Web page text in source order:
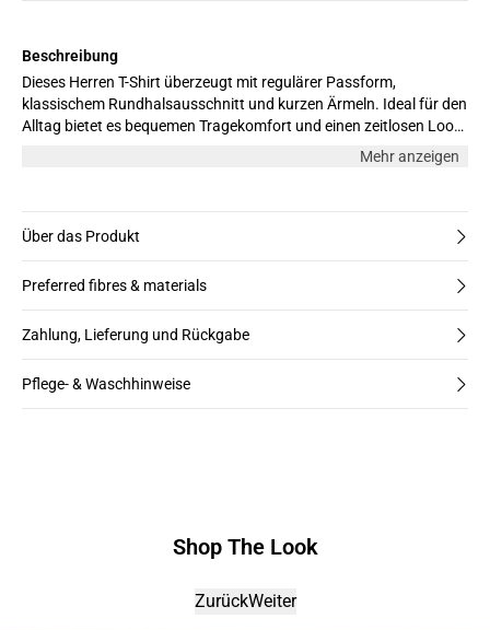
Beschreibung
Dieses Herren T-Shirt überzeugt mit regulärer Passform,
klassischem Rundhalsausschnitt und kurzen Ärmeln. Ideal für den
Alltag bietet es bequemen Tragekomfort und einen zeitlosen Look,
Mehr anzeigen
Über das Produkt
Preferred fibres & materials
Zahlung, Lieferung und Rückgabe
Pflege- & Waschhinweise
Shop The Look
ZurückWeiter